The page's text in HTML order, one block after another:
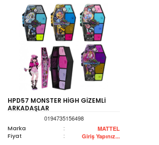
HPD57 MONSTER HİGH GİZEMLİ
ARKADAŞLAR
0194735156498
Marka
: MATTEL
Fiyat : Giriş Yapınız...